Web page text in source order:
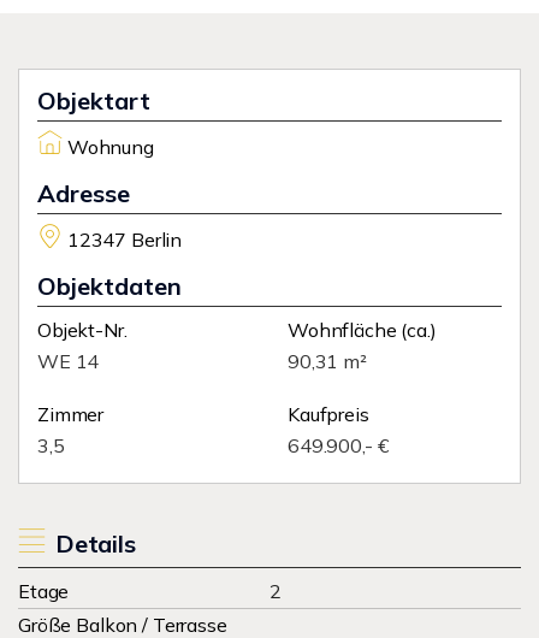
Objektart
Wohnung
Adresse
12347 Berlin
Objektdaten
Objekt-Nr.
WE 14
Wohnfläche (ca.)
90,31 m²
Zimmer
3,5
Kaufpreis
649.900,- €
Details
Etage
2
Größe Balkon / Terrasse